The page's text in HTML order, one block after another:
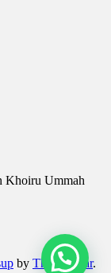
Khoiru Ummah
by Themeansar.